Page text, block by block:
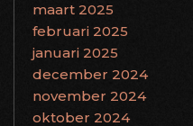
maart 2025
februari 2025
januari 2025
december 2024
november 2024
oktober 2024